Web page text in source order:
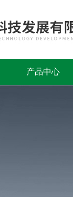
产品中心